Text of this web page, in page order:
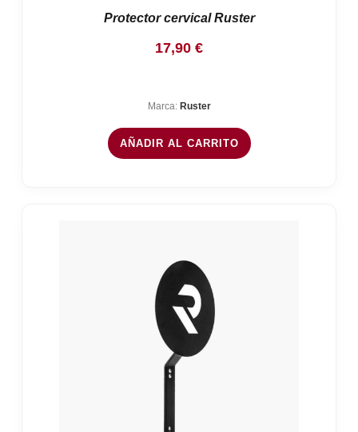
Protector cervical Ruster
17,90 €
Marca: Ruster
AÑADIR AL CARRITO